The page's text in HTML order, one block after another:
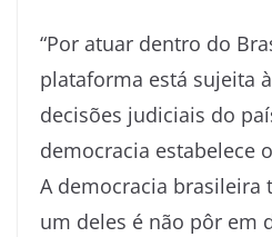
“Por atuar dentro do
plataforma está sujeita
decisões judiciais do
democracia estabelece
A democracia brasileira
um deles é não pôr em